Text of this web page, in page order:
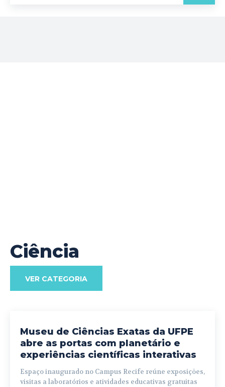
Ciência
VER CATEGORIA
Museu de Ciências Exatas da UFPE
abre as portas com planetário e
experiências científicas interativas
Espaço inaugurado no Campus Recife reúne exposições,
visitas a laboratórios e atividades educativas gratuitas